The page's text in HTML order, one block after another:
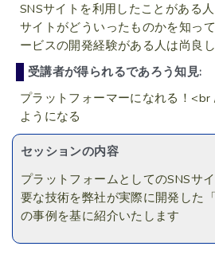
SNSサイトを利用したことがある
サイトがどういったものかを知っ
ービスの開発経験がある人は尚良し
受講者が得られるであろう知見:
プラットフォーマーになれる！<br
ようになる
セッションの内容
プラットフォームとしてのSNSサ
要な技術を弊社が実際に開発した
の事例を基に紹介いたします